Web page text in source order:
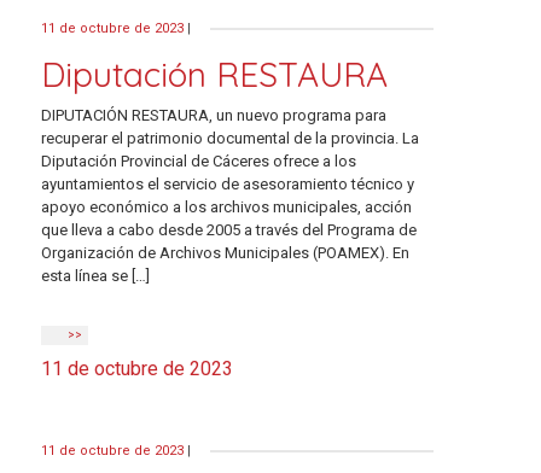
11 de octubre de 2023
Diputación RESTAURA
DIPUTACIÓN RESTAURA, un nuevo programa para
recuperar el patrimonio documental de la provincia. La
Diputación Provincial de Cáceres ofrece a los
ayuntamientos el servicio de asesoramiento técnico y
apoyo económico a los archivos municipales, acción
que lleva a cabo desde 2005 a través del Programa de
Organización de Archivos Municipales (POAMEX). En
esta línea se […]
>>
11 de octubre de 2023
11 de octubre de 2023 |